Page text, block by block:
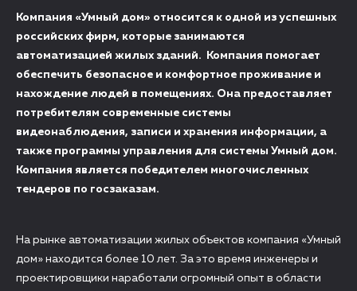
Компания «Умный дом» относится к одной из успешных
российских фирм, которые занимаются
автоматизацией жилых зданий. Компания помогает
обеспечить безопасное и комфортное проживание и
нахождение людей в помещениях. Она предоставляет
потребителям современные системы
видеонаблюдения, записи и хранения информации, а
также программы управления для системы Умный дом.
Компания является победителем многочисленных
тендеров по госзаказам.
На рынке автоматизации жилых объектов компания «Умный
дом» находится более 10 лет. За это время инженеры и
проектировщики наработали огромный опыт в области